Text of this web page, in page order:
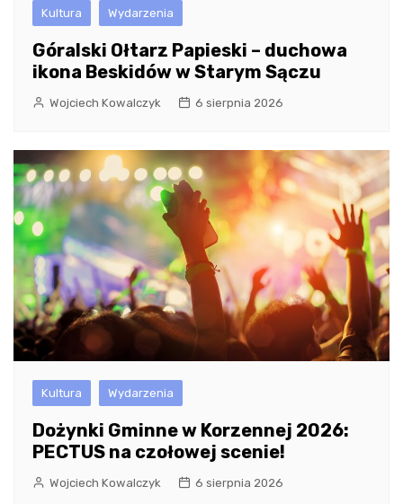
Kultura Wydarzenia
Góralski Ołtarz Papieski – duchowa
ikona Beskidów w Starym Sączu
Wojciech Kowalczyk 6 sierpnia 2026
Kultura Wydarzenia
Dożynki Gminne w Korzennej 2026:
PECTUS na czołowej scenie!
Wojciech Kowalczyk 6 sierpnia 2026